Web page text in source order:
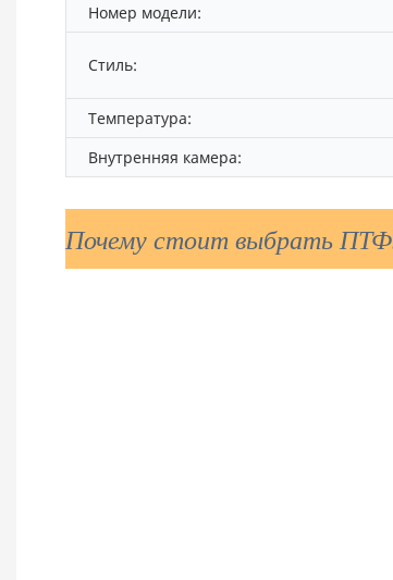
Номер модели:
Стиль:
Температура:
Внутренняя камера:
Почему стоит выбрать